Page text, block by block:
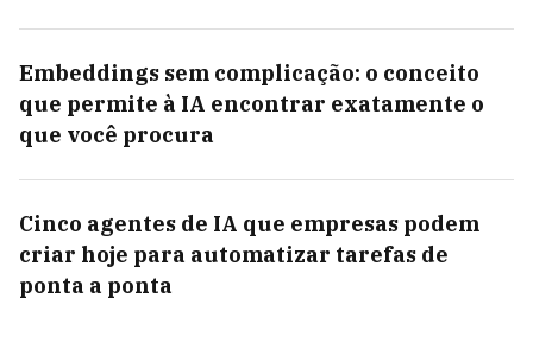
Embeddings sem complicação: o conceito
que permite à IA encontrar exatamente o
que você procura
Cinco agentes de IA que empresas podem
criar hoje para automatizar tarefas de
ponta a ponta